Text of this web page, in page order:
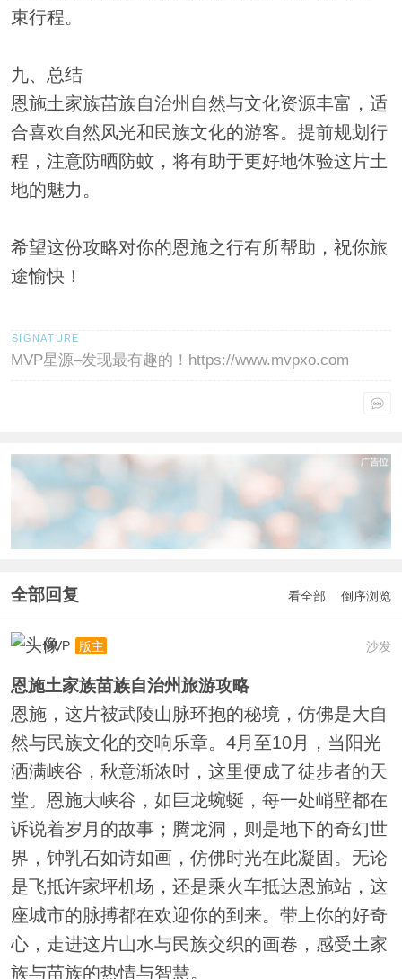
束行程。
九、总结
恩施土家族苗族自治州自然与文化资源丰富，适
合喜欢自然风光和民族文化的游客。提前规划行
程，注意防晒防蚊，将有助于更好地体验这片土
地的魅力。
希望这份攻略对你的恩施之行有所帮助，祝你旅
途愉快！
MVP星源–发现最有趣的！https://www.mvpxo.com
全部回复 看全部 倒序浏览
沙发
MVP 版主
恩施土家族苗族自治州旅游攻略
恩施，这片被武陵山脉环抱的秘境，仿佛是大自
然与民族文化的交响乐章。4月至10月，当阳光
洒满峡谷，秋意渐浓时，这里便成了徒步者的天
堂。恩施大峡谷，如巨龙蜿蜒，每一处峭壁都在
诉说着岁月的故事；腾龙洞，则是地下的奇幻世
界，钟乳石如诗如画，仿佛时光在此凝固。无论
是飞抵许家坪机场，还是乘火车抵达恩施站，这
座城市的脉搏都在欢迎你的到来。带上你的好奇
心，走进这片山水与民族交织的画卷，感受土家
族与苗族的热情与智慧。